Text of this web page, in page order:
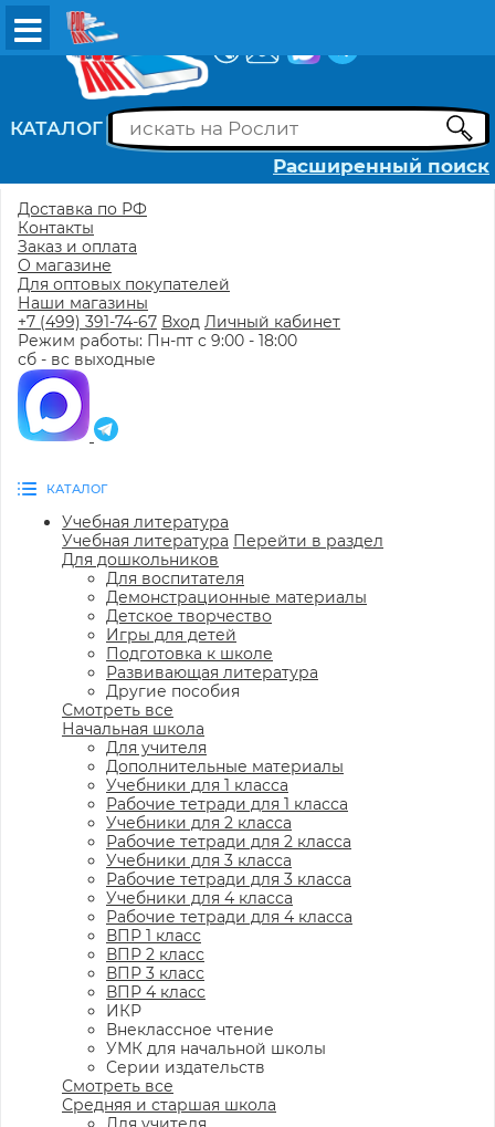
КАТАЛОГ
Расширенный поиск
Доставка по РФ
Контакты
Заказ и оплата
О магазине
Для оптовых покупателей
Наши магазины
+7 (499) 391-74-67 Вход Личный кабинет
Режим работы: Пн-пт с 9:00 - 18:00
сб - вс выходные
КАТАЛОГ
Учебная литература
Учебная литература Перейти в раздел
Для дошкольников
Для воспитателя
Демонстрационные материалы
Детское творчество
Игры для детей
Подготовка к школе
Развивающая литература
Другие пособия
Смотреть все
Начальная школа
Для учителя
Дополнительные материалы
Учебники для 1 класса
Рабочие тетради для 1 класса
Учебники для 2 класса
Рабочие тетради для 2 класса
Учебники для 3 класса
Рабочие тетради для 3 класса
Учебники для 4 класса
Рабочие тетради для 4 класса
ВПР 1 класс
ВПР 2 класс
ВПР 3 класс
ВПР 4 класс
ИКР
Внеклассное чтение
УМК для начальной школы
Серии издательств
Смотреть все
Средняя и старшая школа